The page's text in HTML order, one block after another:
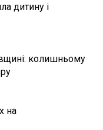
дитину і
колишньому
на